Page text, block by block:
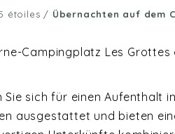
étoiles / Übernachten auf dem
Campingplatz Les
Sie sich für einen Aufenthalt in
ausgestattet und bieten